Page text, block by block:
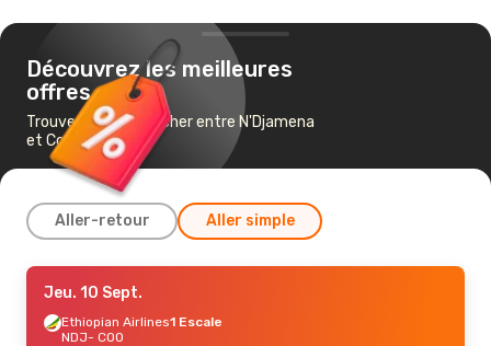
Découvrez les meilleures
offres
Trouvez un vol pas cher entre N'Djamena
et Cotonou
Aller-retour Aller simple
Ven. 16 Oct.- Jeu. 22 Oct.
Ethiopian Airlines1 Escale
NDJ- COO
Jeu. 10 Sept.
Ethiopian Airlines1 Escale
NDJ- COO